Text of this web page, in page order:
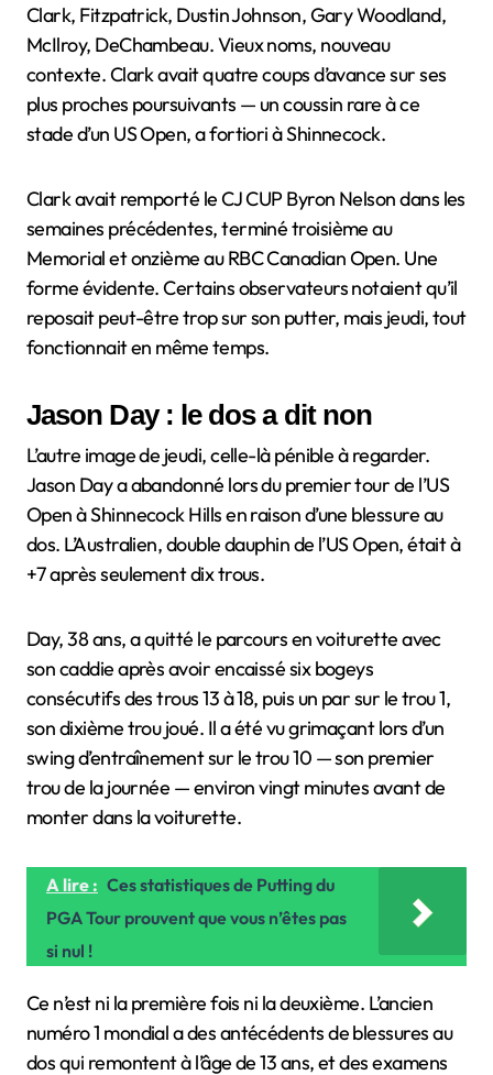
Clark, Fitzpatrick, Dustin Johnson, Gary Woodland,
McIlroy, DeChambeau. Vieux noms, nouveau
contexte. Clark avait quatre coups d’avance sur ses
plus proches poursuivants — un coussin rare à ce
stade d’un US Open, a fortiori à Shinnecock.
Clark avait remporté le CJ CUP Byron Nelson dans les
semaines précédentes, terminé troisième au
Memorial et onzième au RBC Canadian Open. Une
forme évidente. Certains observateurs notaient qu’il
reposait peut-être trop sur son putter, mais jeudi, tout
fonctionnait en même temps.
Jason Day : le dos a dit non
L’autre image de jeudi, celle-là pénible à regarder.
Jason Day a abandonné lors du premier tour de l’US
Open à Shinnecock Hills en raison d’une blessure au
dos. L’Australien, double dauphin de l’US Open, était à
+7 après seulement dix trous.
Day, 38 ans, a quitté le parcours en voiturette avec
son caddie après avoir encaissé six bogeys
consécutifs des trous 13 à 18, puis un par sur le trou 1,
son dixième trou joué. Il a été vu grimaçant lors d’un
swing d’entraînement sur le trou 10 — son premier
trou de la journée — environ vingt minutes avant de
monter dans la voiturette.
A lire : Ces statistiques de Putting du
PGA Tour prouvent que vous n’êtes pas
si nul !
Ce n’est ni la première fois ni la deuxième. L’ancien
numéro 1 mondial a des antécédents de blessures au
dos qui remontent à l’âge de 13 ans, et des examens